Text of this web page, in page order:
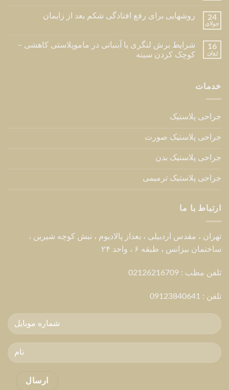
24
جولای
روشهایی برای رفع افتادگی شکم بعد از زایمان
16
ژوئن
شرایط برش لنگری یا آبنباتی در ماموپلاستی کاهشی –
کوچک کردن سینه
خدمات
جراحی پلاستیک
جراحی پلاستیک صورت
جراحی پلاستیک بدن
جراحی پلاستیک ترمیمی
ارتباط با ما
تهران ، مقدس اردبیلی ، بعداز پالادیوم ، نبش کوچه شیرین ،
ساختمان بیزانس ، طبقه ۶ ، واحد ۲۴
تلفن مطب : 02126216709
تلفن : 09123840641